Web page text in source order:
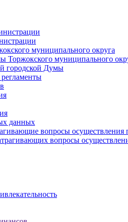
муниципального округа
Торжокского муниципального
городской Думы
данных
вопросы осуществления
вопросы